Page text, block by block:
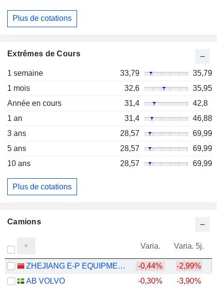
Plus de cotations
Extrêmes de Cours
1 semaine 33,79
35,79
1 mois
32,6
35,95
Année en cours
31,4
42,8
1 an
31,4
46,88
3 ans
28,57
69,99
5 ans
28,57
69,99
10 ans
28,57 69,99
Plus de cotations
Camions
Varia. Varia. 5j.
ZHEJIANG E-P EQUIPMENT CO., LTD. -0,44% -2,99%
AB VOLVO
-0,30% -3,90%